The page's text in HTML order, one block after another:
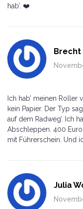
hab’. ❤️
Brecht
Ich hab’ meinen Roller
kein Papier. Der Typ
auf dem Radweg’. Ich
Abschleppen. 400 Euro
mit Führerschein. Und
Julia